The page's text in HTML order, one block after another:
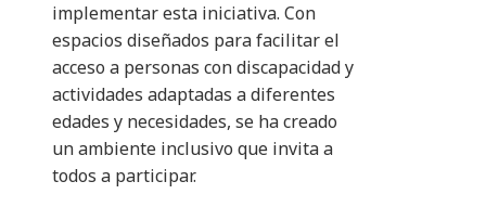
implementar esta iniciativa. Con
espacios diseñados para facilitar el
acceso a personas con discapacidad y
actividades adaptadas a diferentes
edades y necesidades, se ha creado
un ambiente inclusivo que invita a
todos a participar.